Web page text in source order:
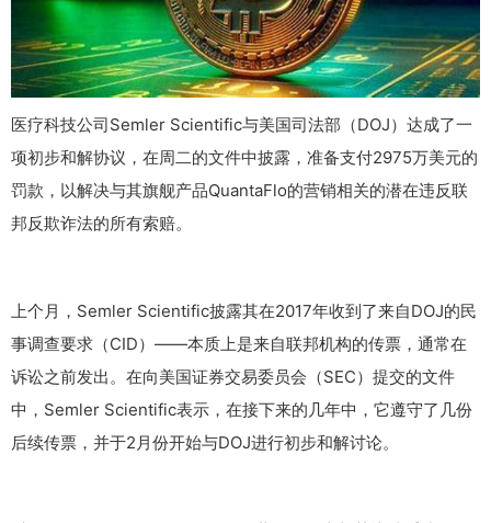
医疗科技公司Semler Scientific与美国司法部（DOJ）达成了一
项初步和解协议，在周二的文件中披露，准备支付2975万美元的
罚款，以解决与其旗舰产品QuantaFlo的营销相关的潜在违反联
邦反欺诈法的所有索赔。
上个月，Semler Scientific披露其在2017年收到了来自DOJ的民
事调查要求（CID）——本质上是来自联邦机构的传票，通常在
诉讼之前发出。在向美国证券交易委员会（SEC）提交的文件
中，Semler Scientific表示，在接下来的几年中，它遵守了几份
后续传票，并于2月份开始与DOJ进行初步和解讨论。